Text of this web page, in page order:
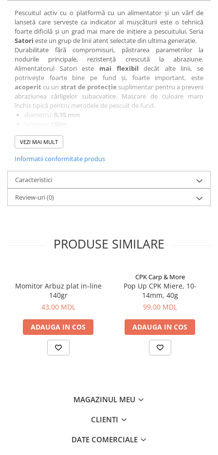
Bagajerie pescuit
Genti
Lazi
Huse
Penare
Altele
Rucsac
Accesorii conexe pescuit
Instrumente
Ochelari
Barci, sonare
Accesorii pentru barci
Barci
Sonare
Aragazuri, incalzitoare
Lanterne
Saci de dormit, saltele, perne
Scaune
Pescuitul activ cu o platformă cu un alimentator și un vârf de
lansetă care servește ca indicator al mușcăturii este o tehnică
foarte dificilă și un grad mai mare de inițiere a pescuitului. Seria
Satori este un grup de linii atent selectate din ultima generație.
Durabilitate fără compromisuri, păstrarea parametrilor la
nodurile principale, rezistență crescută la abraziune.
Alimentatorul Satori este mai flexibildecât alte linii, se
potrivește foarte bine pe fund și, foarte important, este
acoperitcu un strat de protecție suplimentar pentru a preveni
abraziunea cârligelor subacvatice. Mascare de culoare maro
închis tipică pentru metodele de pescuit de fund.
diametru: 0,35 mm
rezistență:22 kg
culoare:maro închis
VEZI MAI MULT
Informatii conformitate produs
Caracteristici
Review-uri(0)
PRODUSE SIMILARE
Momitor Arbuz plat in-line
140gr
43,00 MDL
ADAUGA IN COS
CPK Carp & More
Pop Up CPK Miere, 10-
14mm, 40g
99,00 MDL
ADAUGA IN COS
MAGAZINUL MEU
CLIENTI
DATE COMERCIALE